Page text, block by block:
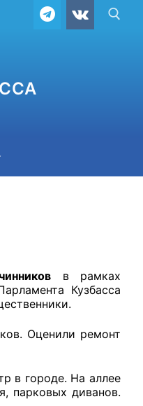
в рамках
Кузбасса
Оценили ремонт
в городе. На аллее
парковых диванов.